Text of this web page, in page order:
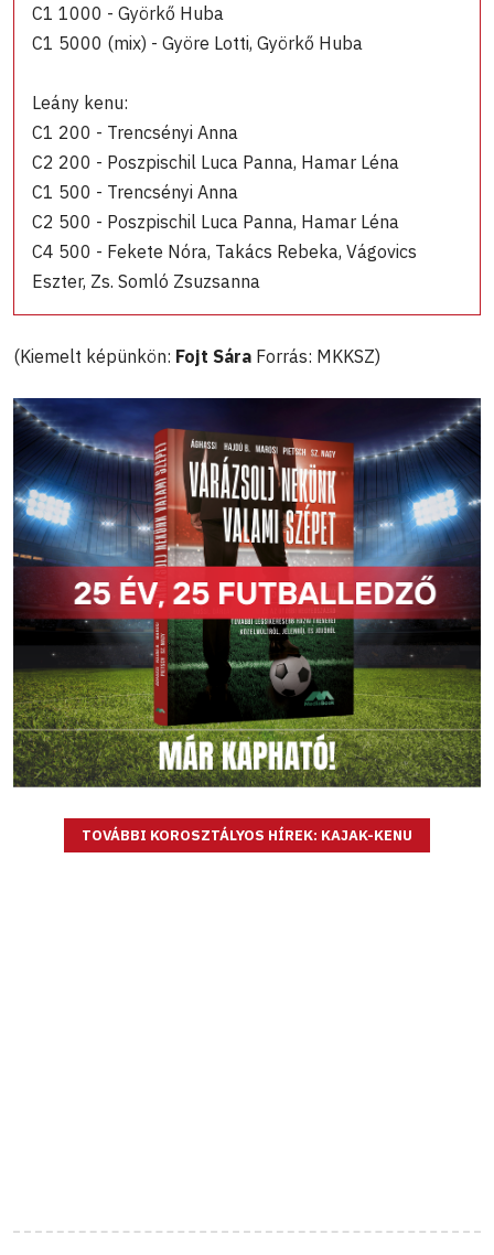
C1 1000 - Györkő Huba
C1 5000 (mix) - Györe Lotti, Györkő Huba
Leány kenu:
C1 200 - Trencsényi Anna
C2 200 - Poszpischil Luca Panna, Hamar Léna
C1 500 - Trencsényi Anna
C2 500 - Poszpischil Luca Panna, Hamar Léna
C4 500 - Fekete Nóra, Takács Rebeka, Vágovics
Eszter, Zs. Somló Zsuzsanna
(Kiemelt képünkön: Fojt Sára Forrás: MKKSZ)
TOVÁBBI KOROSZTÁLYOS HÍREK: KAJAK-KENU